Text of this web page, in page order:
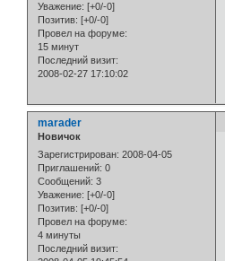
Уважение: [+0/-0]
Позитив: [+0/-0]
Провел на форуме:
15 минут
Последний визит:
2008-02-27 17:10:02
marader
Новичок
Зарегистрирован: 2008-04-05
Приглашений: 0
Сообщений: 3
Уважение: [+0/-0]
Позитив: [+0/-0]
Провел на форуме:
4 минуты
Последний визит: